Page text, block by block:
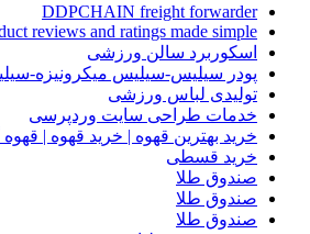
DDPCHAIN freight forwarder
reviews and ratings made simple
اسکوربرد سالن ورزشی
پودر سیلیس-سیلیس میکرونیزه-
تولیدی لباس ورزشی
خدمات طراحی سایت وردپرسی
خرید بهترین قهوه | خرید قهوه | قهوه
خرید قسطی
صندوق طلا
صندوق طلا
صندوق طلا